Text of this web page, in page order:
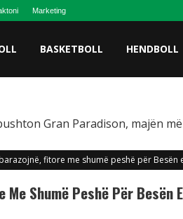
Marketing
BASKETBOLL HENDBOLL
Gran Paradison, majën
fitore me shumë peshë për Besën
Shumë Peshë Për Besën